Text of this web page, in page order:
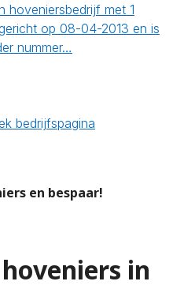
hoveniersbedrijf met 1
op 08-04-2013 en is
nummer…
bedrijfspagina
en bespaar!
in